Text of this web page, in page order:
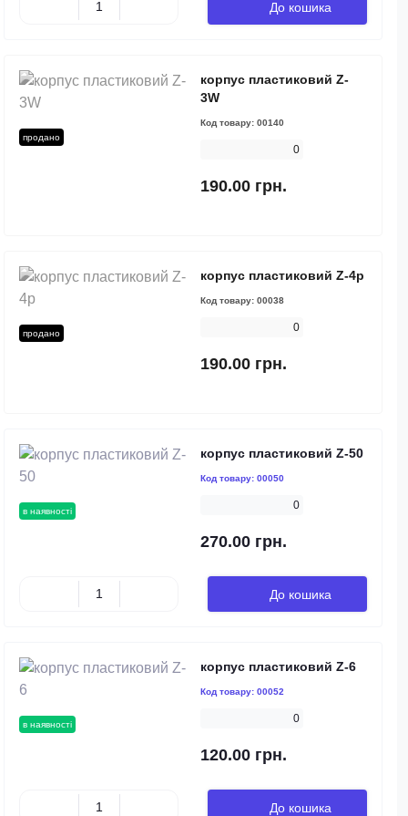
До кошика
продано
корпус пластиковий Z-
3W
Код товару: 00140
0
190.00 грн.
продано
корпус пластиковий Z-4p
Код товару: 00038
0
190.00 грн.
в наявності
корпус пластиковий Z-50
Код товару: 00050
0
270.00 грн.
До кошика
в наявності
корпус пластиковий Z-6
Код товару: 00052
0
120.00 грн.
До кошика